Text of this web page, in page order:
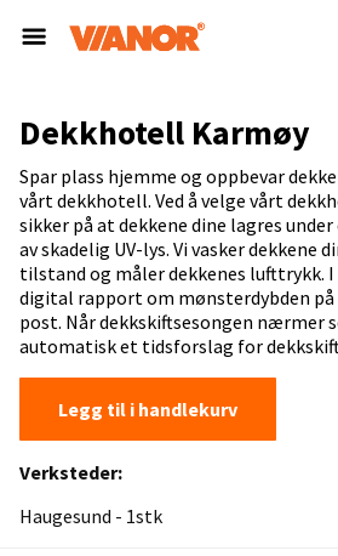
Dekkhotell Karmøy
Spar plass hjemme og oppbevar
vårt dekkhotell. Ved å velge vårt
sikker på at dekkene dine lagres
av skadelig UV-lys. Vi vasker dekkene
tilstand og måler dekkenes lufttrykk.
digital rapport om mønsterdybden på
post. Når dekkskiftsesongen nærmer
automatisk et tidsforslag for
Legg til i handlekurv
Verksteder:
Haugesund - 1stk